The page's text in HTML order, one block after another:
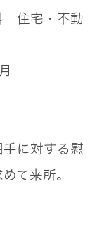
住宅・不動
に対する慰
て来所。